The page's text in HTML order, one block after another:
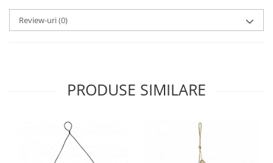
Review-uri(0)
PRODUSE SIMILARE